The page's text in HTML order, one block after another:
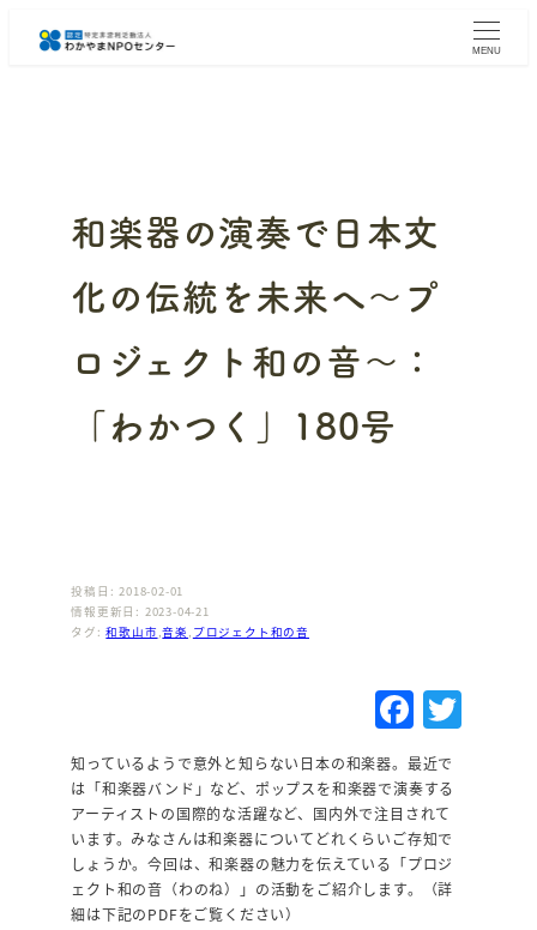
MENU
和楽器の演奏で日本文
化の伝統を未来へ～プ
ロジェクト和の音～：
「わかつく」180号
投稿日: 2018-02-01
情報更新日: 2023-04-21
タグ:和歌山市 ,音楽 プロジェクト和の音
F
a
c
e
b
o
T
知っているようで意外と知らない日本の和楽器。最近で
は「和楽器バンド」など、ポップスを和楽器で演奏する
アーティストの国際的な活躍など、国内外で注目されて
います。みなさんは和楽器についてどれくらいご存知で
しょうか。今回は、和楽器の魅力を伝えている「プロジ
ェクト和の音（わのね）」の活動をご紹介します。（詳
細は下記のPDFをご覧ください）